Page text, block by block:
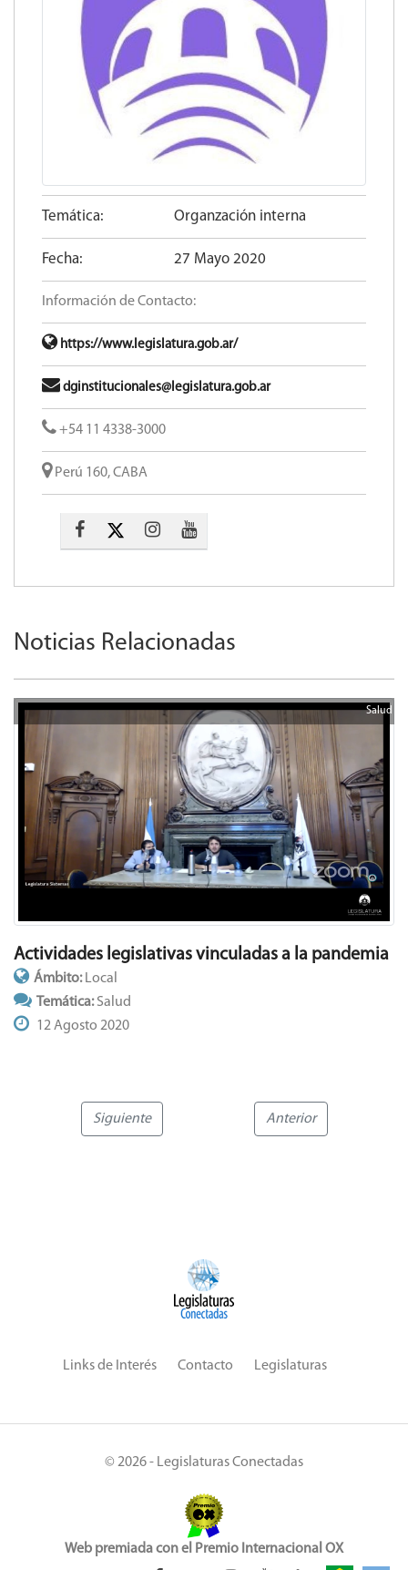
Temática: Organzación interna
Fecha: 27 Mayo 2020
Información de Contacto:
https://www.legislatura.gob.ar/
dginstitucionales@legislatura.gob.ar
+54 11 4338-3000
Perú 160, CABA
Noticias Relacionadas
Salud
Actividades legislativas vinculadas a la pandemia
Ámbito: Local
Temática:Salud
12 Agosto 2020
Siguiente Anterior
Links de Interés Contacto Legislaturas
© 2026 - Legislaturas Conectadas
Web premiada con el Premio Internacional OX